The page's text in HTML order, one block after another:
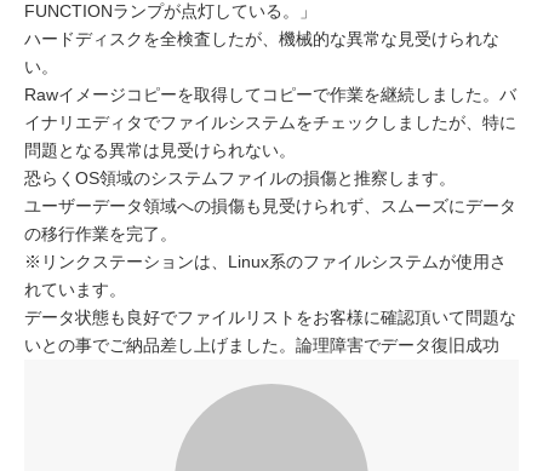
FUNCTIONランプが点灯している。」
ハードディスクを全検査したが、機械的な異常な見受けられな
い。
Rawイメージコピーを取得してコピーで作業を継続しました。バ
イナリエディタでファイルシステムをチェックしましたが、特に
問題となる異常は見受けられない。
恐らくOS領域のシステムファイルの損傷と推察します。
ユーザーデータ領域への損傷も見受けられず、スムーズにデータ
の移行作業を完了。
※リンクステーションは、Linux系のファイルシステムが使用さ
れています。
データ状態も良好でファイルリストをお客様に確認頂いて問題な
いとの事でご納品差し上げました。論理障害でデータ復旧成功